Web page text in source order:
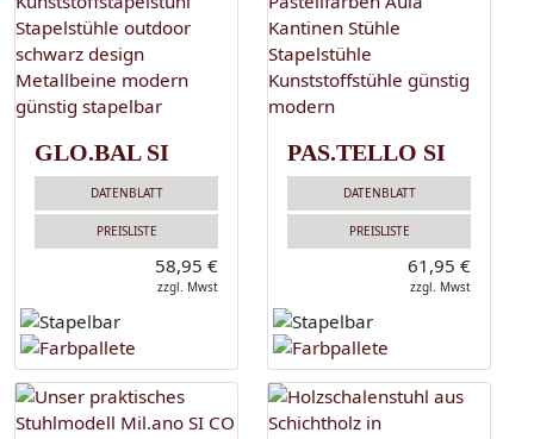
GLO.BAL SI
DATENBLATT
PREISLISTE
58,95 €
zzgl. Mwst
PAS.TELLO SI
DATENBLATT
PREISLISTE
61,95 €
zzgl. Mwst